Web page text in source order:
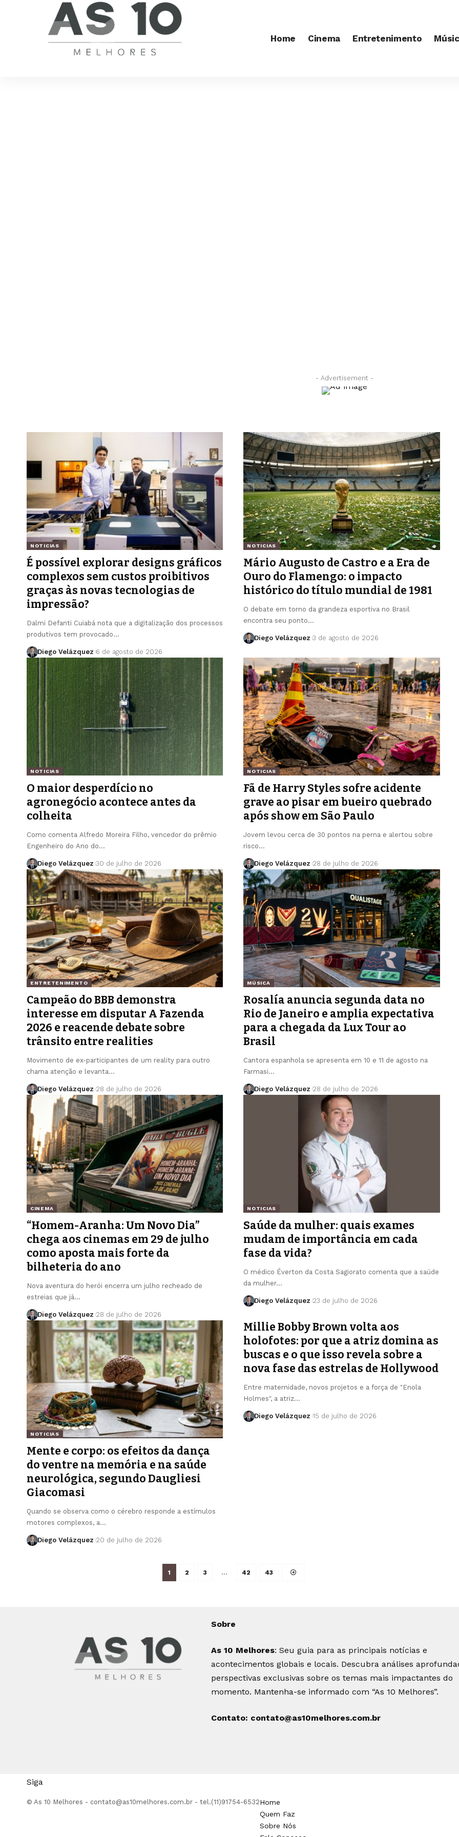
Home Cinema Entretenimento
- Advertisement -
NOTICIAS
É possível explorar designs gráficos
complexos sem custos proibitivos
graças às novas tecnologias de
impressão?
Dalmi Defanti Cuiabá nota que a digitalização dos processos
produtivos tem provocado…
Diego Velázquez 6 de agosto de 2026
NOTICIAS
Mário Augusto de Castro e a Era de
Ouro do Flamengo: o impacto
histórico do título mundial de 1981
O debate em torno da grandeza esportiva no Brasil
encontra seu ponto…
Diego Velázquez 3 de agosto de 2026
NOTICIAS
O maior desperdício no
agronegócio acontece antes da
colheita
Como comenta Alfredo Moreira Filho, vencedor do prêmio
Engenheiro do Ano do…
Diego Velázquez 30 de julho de 2026
NOTICIAS
Fã de Harry Styles sofre acidente
grave ao pisar em bueiro quebrado
após show em São Paulo
Jovem levou cerca de 30 pontos na perna e alertou sobre
risco…
Diego Velázquez 28 de julho de 2026
ENTRETENIMENTO
Campeão do BBB demonstra
interesse em disputar A Fazenda
2026 e reacende debate sobre
trânsito entre realities
Movimento de ex-participantes de um reality para outro
chama atenção e levanta…
Diego Velázquez 28 de julho de 2026
MÚSICA
Rosalía anuncia segunda data no
Rio de Janeiro e amplia expectativa
para a chegada da Lux Tour ao
Brasil
Cantora espanhola se apresenta em 10 e 11 de agosto na
Farmasi…
Diego Velázquez 28 de julho de 2026
CINEMA
“Homem-Aranha: Um Novo Dia”
chega aos cinemas em 29 de julho
como aposta mais forte da
bilheteria do ano
Nova aventura do herói encerra um julho recheado de
estreias que já…
Diego Velázquez 28 de julho de 2026
NOTICIAS
Saúde da mulher: quais exames
mudam de importância em cada
fase da vida?
O médico Éverton da Costa Sagiorato comenta que a saúde
da mulher…
Diego Velázquez 23 de julho de 2026
NOTICIAS
Mente e corpo: os efeitos da dança
do ventre na memória e na saúde
neurológica, segundo Daugliesi
Giacomasi
Quando se observa como o cérebro responde a estímulos
motores complexos, a…
Diego Velázquez 20 de julho de 2026
Millie Bobby Brown volta aos
holofotes: por que a atriz domina as
buscas e o que isso revela sobre a
nova fase das estrelas de Hollywood
Entre maternidade, novos projetos e a força de "Enola
Holmes", a atriz…
Diego Velázquez 15 de julho de 2026
1 2 3 … 42 43
Sobre
As 10 Melhores: Seu guia para as principais notícias e
acontecimentos globais e locais. Descubra análises
perspectivas exclusivas sobre os temas mais impactantes do
momento. Mantenha-se informado com “As 10 Melhores”.
Contato: contato@as10melhores.com.br
Siga
© As 10 Melhores - contato@as10melhores.com.br - tel.(11)91754-6532Home
Quem Faz
Sobre Nós